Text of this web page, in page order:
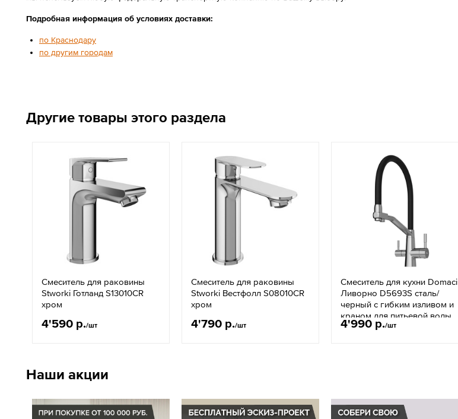
Подробная информация об условиях доставки:
по Краснодару
по другим городам
Другие товары этого раздела
Смеситель для раковины
Stworki Готланд S13010CR
хром
4'590 р./шт
Смеситель для раковины
Stworki Вестфолл S08010CR
хром
4'790 р./шт
Смеситель для кухни Domaci
Ливорно D5693S сталь/
черный с гибким изливом и
краном для питьевой воды
4'990 р./шт
Наши акции